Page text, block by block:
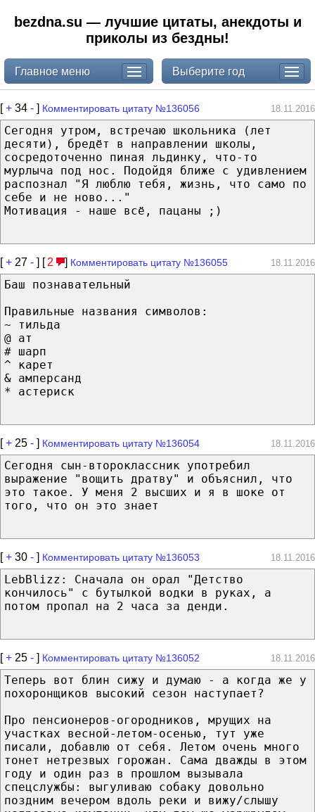
bezdna.su — лучшие цитаты, анекдоты и
приколы из бездны!
Главное меню Выберите год
[+ 34 - ] Комментировать цитату №136056 18.11.2016
Сегодня утром, встречаю школьника (лет
десяти), бредёт в направлении школы,
сосредоточенно пиная льдинку, что-то
мурлыча под нос. Подойдя ближе с удивлением
распознал "Я люблю тебя, жизнь, что само по
себе и не ново..."
Мотивация - наше всё, пацаны ;)
[+ 27 - ] [ 2 ] Комментировать цитату №136055 18.11.2016
Баш познавательный
Правильные названия символов:
~ тильда
@ ат
# шарп
^ карет
& амперсанд
* астериск
[+ 25 - ] Комментировать цитату №136054 18.11.2016
Сегодня сын-второклассник употребил
выражение "вощить дратву" и объяснил, что
это такое. У меня 2 высших и я в шоке от
того, что он это знает
[+ 30 - ] Комментировать цитату №136053 18.11.2016
LebBlizz: Сначала он орал "Детство
кончилось" с бутылкой водки в руках, а
потом пропал на 2 часа за денди.
[+ 25 - ] Комментировать цитату №136052 18.11.2016
Теперь вот блин сижу и думаю - а когда же у
похоронщиков высокий сезон наступает?
Про пенсионеров-огородников, мрущих на
участках весной-летом-осенью, тут уже
писали, добавлю от себя. Летом очень много
тонет нетрезвых горожан. Сама дважды в этом
году и один раз в прошлом вызывала
спецслужбы: выгуливаю собаку довольно
поздним вечером вдоль реки и вижу/слышу